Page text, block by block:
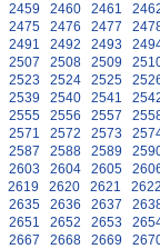
2459 2460 2461
2475 2476 2477
2491 2492 2493
2507 2508 2509
2523 2524 2525
2539 2540 2541
2555 2556 2557
2571 2572 2573
2587 2588 2589
2603 2604 2605
2619 2620 2621
2635 2636 2637
2651 2652 2653
2667 2668 2669